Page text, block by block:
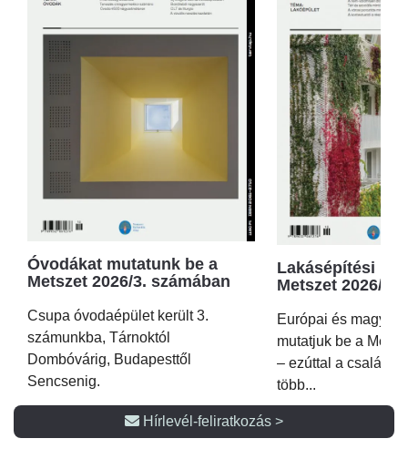
Óvodákat mutatunk be a
Metszet 2026/3. számában
Csupa óvodaépület került 3.
számunkba, Tárnoktól
Dombóvárig, Budapesttől
Sencsenig.
Lakásépítési
Metszet 2026/2.
Európai és magyar
mutatjuk be a
– ezúttal a családi
több...
Hírlevél-feliratkozás >